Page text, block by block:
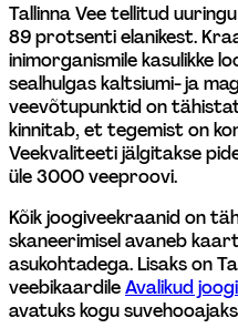
Tallinna Vee tellitud
89 protsenti elanikest.
inimorganismile kasulikke
sealhulgas kaltsiumi- ja
veevõtupunktid on
kinnitab, et tegemist on
Veekvaliteeti jälgitakse
üle 3000 veeproovi.
Kõik joogiveekraanid on
skaneerimisel avaneb
asukohtadega. Lisaks on
veebikaardile Avalikud
avatuks kogu